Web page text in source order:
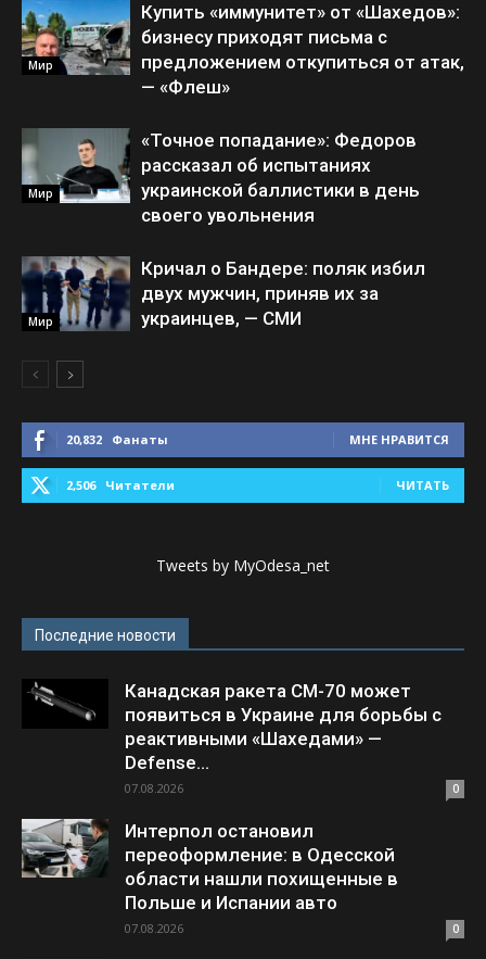
Мир
Купить «иммунитет» от «Шахедов»:
бизнесу приходят письма с
предложением откупиться от атак,
— «Флеш»
Мир
«Точное попадание»: Федоров
рассказал об испытаниях
украинской баллистики в день
своего увольнения
Мир
Кричал о Бандере: поляк избил
двух мужчин, приняв их за
украинцев, — СМИ
20,832 Фанаты МНЕ НРАВИТСЯ
2,506 Читатели ЧИТАТЬ
Tweets by MyOdesa_net
Последние новости
Канадская ракета CM-70 может
появиться в Украине для борьбы с
реактивными «Шахедами» —
Defense...
07.08.2026 0
Интерпол остановил
переоформление: в Одесской
области нашли похищенные в
Польше и Испании авто
07.08.2026 0